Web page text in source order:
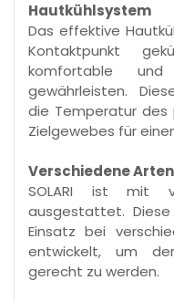
Hautkühlsystem
Das effektive
Kontaktpunkt
komfortable
gewährleisten.
die Temperatur des
Zielgewebes für
Verschiedene
SOLARI ist mit
ausgestattet.
Einsatz bei
entwickelt, um
gerecht zu werden.